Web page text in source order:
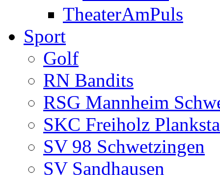
TheaterAmPuls
Sport
Golf
RN Bandits
RSG Mannheim
SKC Freiholz
SV 98 Schwetzingen
SV Sandhausen